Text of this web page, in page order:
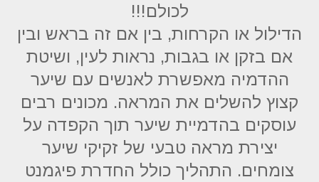
לכולם!!!
הדילול או הקרחות, בין אם זה בראש ובין
אם בזקן או בגבות, נראות לעין, ושיטת
ההדמיה מאפשרת לאנשים עם שיער
קצוץ להשלים את המראה. מכונים רבים
עוסקים בהדמיית שיער תוך הקפדה על
יצירת מראה טבעי של זקיקי שיער
צומחים. התהליך כולל החדרת פיגמנט